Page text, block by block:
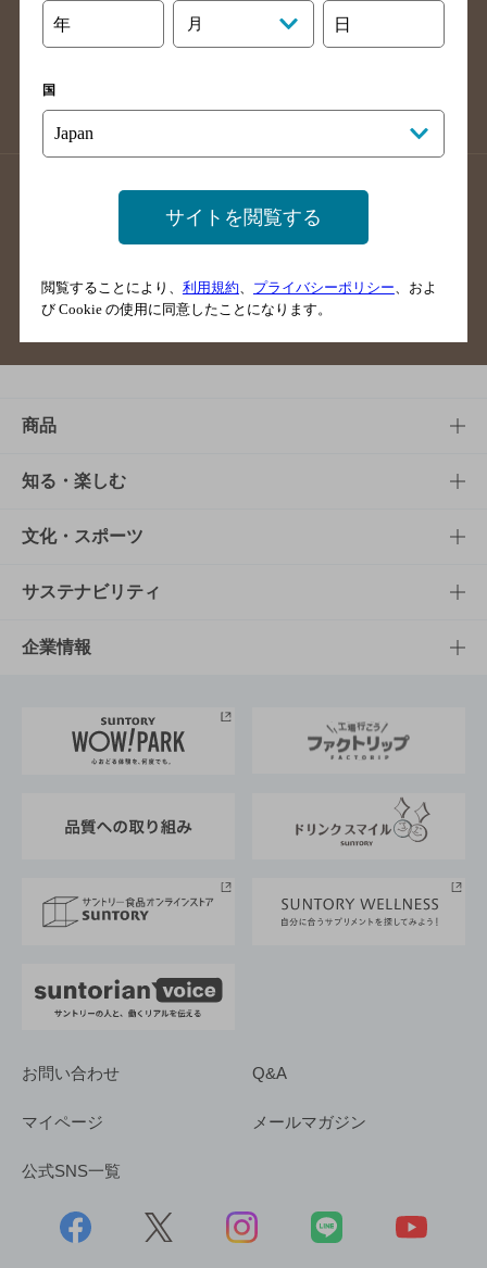
長崎県のバー検索
佐賀県のバー検索
大分県のバー検索
熊本県のバー検索
沖縄県のバー検索
店舗登録方法のご案内
店舗情報更新方法のご案内
掲載店舗様ログイン
ご意見・ご感想
商品
商品TOP
商品一覧
商品発売情報
栄養成分一覧
知る・楽しむ
知る・楽しむTOP
キャンペーン
工場見学
地域情報
文化・スポーツ
文化・スポーツTOP
サントリーホール
サントリーサンバーズ大阪
サステナビリティ
サステナビリティTOP
サントリーが考えるサステナビリティ経営
企業情報
企業概要
採用情報
お問い合わせ Q&A
マイページ メールマガジン
公式SNS一覧
年 月 日
国
サイトを閲覧する
閲覧することにより、 利用規約 プライバシーポリシー 、およ
び Cookie の使用に同意したことになります。